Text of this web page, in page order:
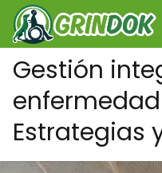
Gestión
Estrategias